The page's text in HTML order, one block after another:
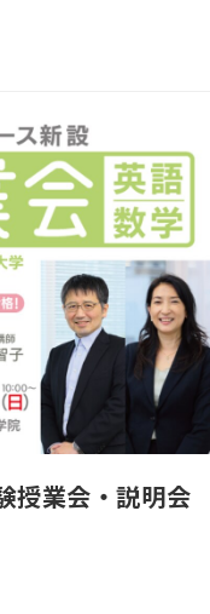
授業会・説明会